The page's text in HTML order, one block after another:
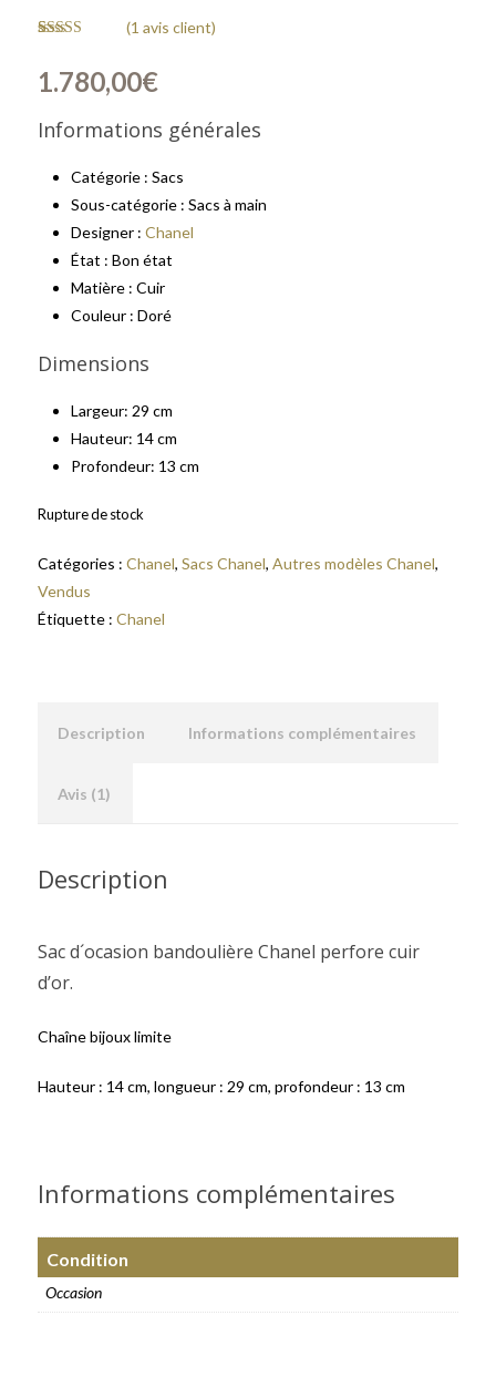
sur
notation
client
(1 avis client)
1.780,00€
Informations générales
Catégorie : Sacs
Sous-catégorie : Sacs à main
Designer : Chanel
État : Bon état
Matière : Cuir
Couleur : Doré
Dimensions
Largeur: 29 cm
Hauteur: 14 cm
Profondeur: 13 cm
Rupture de stock
Catégories : Chanel, Sacs Chanel, Autres modèles Chanel,
Vendus
Étiquette : Chanel
Description Informations complémentaires
Avis (1)
Description
Sac d´ocasion bandoulière Chanel perfore cuir
d’or.
Chaîne bijoux limite
Hauteur : 14 cm, longueur : 29 cm, profondeur : 13 cm
Informations complémentaires
Condition
Occasion